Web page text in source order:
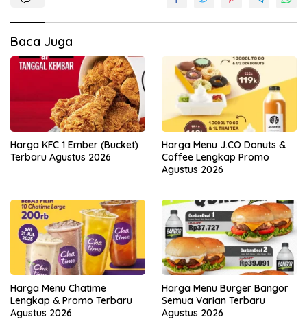
Baca Juga
Harga KFC 1 Ember (Bucket)
Terbaru Agustus 2026
Harga Menu J.CO Donuts &
Coffee Lengkap Promo
Agustus 2026
Harga Menu Chatime
Lengkap & Promo Terbaru
Agustus 2026
Harga Menu Burger Bangor
Semua Varian Terbaru
Agustus 2026